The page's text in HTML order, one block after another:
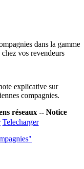
dans la gamme
vos revendeurs
explicative sur
compagnies.
réseaux -- Notice
Telecharger